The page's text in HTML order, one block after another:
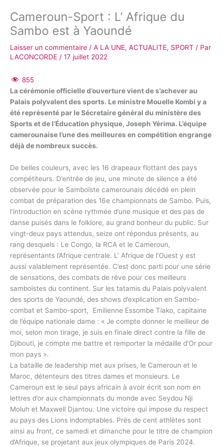
Cameroun-Sport : L’ Afrique du
Sambo est à Yaoundé
Laisser un commentaire / A LA UNE, ACTUALITE, SPORT / Par
LACONCORDE / 17 juillet 2022
855
La cérémonie officielle d’ouverture vient de s’achever au
Palais polyvalent des sports. Le ministre Mouelle Kombi y a
été représenté par le Sécretaire général du ministère des
Sports et de l’Éducation physique, Joseph Yérima. L’équipe
camerounaise l’une des meilleures en compétition engrange
déjà de nombreux succès.
De belles couleurs, avec les 16 drapeaux flottant des pays
compétiteurs. D’entrée de jeu, une minute de silence a été
observée pour le Samboïste camerounais décédé en plein
combat de préparation des 16e championnats de Sambo. Puis,
l’introduction en scène rythmée d’une musique et des pas de
danse puisés dans le folklore, au grand bonheur du public. Sur
vingt-deux pays attendus, seize ont répondus présents, au
rang desquels : Le Congo, la RCA et le Cameroun,
représentants l’Afrique centrale. L’ Afrique de l’Ouest y est
aussi valablement représentée. C’est donc parti pour une série
de sensations, des combats de rêve pour ces meilleurs
samboïstes du continent. Sur les tatamis du Palais polyvalent
des sports de Yaoundé, des shows d’explication en Sambo-
combat et Sambo-sport, Emilienne Essombe Tiako, capitaine
de l’équipe nationale dame : « Je compte donner le meilleur de
moi, selon mon tirage, je suis en finale direct contre la fille de
Djibouti, je compte me battre et remporter la médaille d’Or pour
mon pays ».
La bataille de leadership met aux prises, le Cameroun et le
Maroc, détenteurs des titres dames et monsieurs. Le
Cameroun est le seul pays africain à avoir écrit son nom en
lettres d’or aux championnats du monde avec Seydou Nji
Moluh et Maxwell Djantou. Une victoire qui impose du respect
au pays des Lions indomptables. Près de cent athlètes sont
ainsi au front, ce samedi et dimanche pour le titre de champion
d’Afrique, se projetant aux jeux olympiques de Paris 2024.